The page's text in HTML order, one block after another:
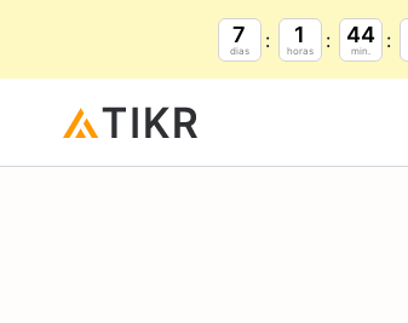
7
dias
1
horas
44
min.